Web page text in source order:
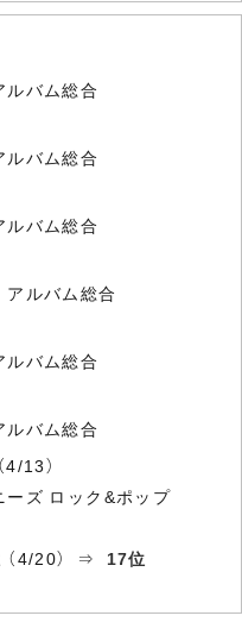
バム総合
バム総合
バム総合
ルバム総合
バム総合
バム総合
（4/13）
ズ ロック&ポップ
（4/20） ⇒ 17位